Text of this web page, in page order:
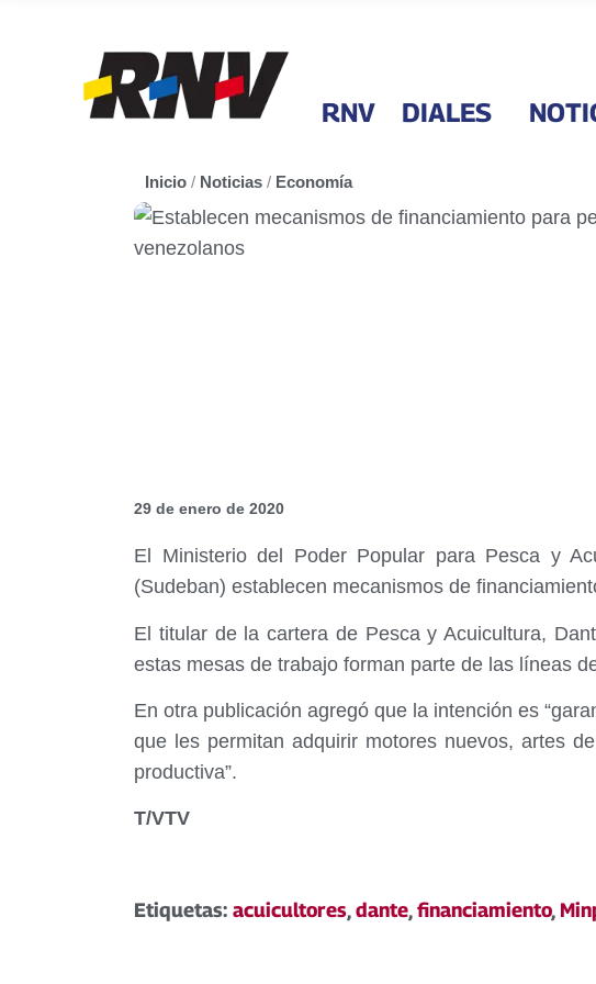
RNV DIALES
Inicio / Noticias / Economía
29 de enero de 2020
El Ministerio del Poder Popular para Pesca y
(Sudeban) establecen mecanismos de
El titular de la cartera de Pesca y Acuicultura,
estas mesas de trabajo forman parte de las líneas
En otra publicación agregó que la intención es
que les permitan adquirir motores nuevos, artes
productiva”.
T/VTV
Etiquetas: acuicultores,dante,financiamiento,